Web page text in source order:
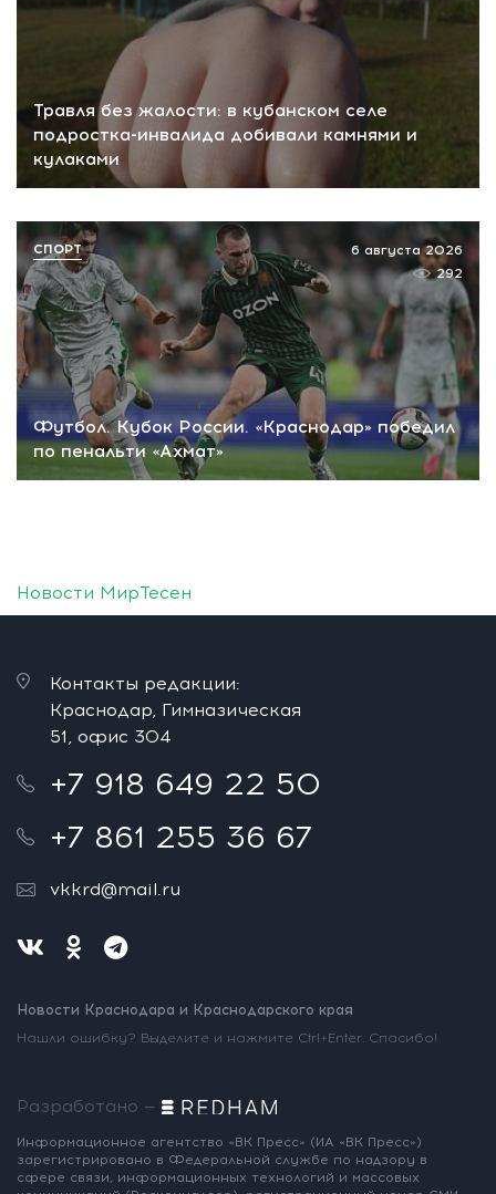
Травля без жалости: в кубанском селе
подростка-инвалида добивали камнями и
кулаками
Футбол. Кубок России. «Краснодар» победил
по пенальти «Ахмат»
6 августа 2026
292
СПОРТ
Новости МирТесен
Контакты редакции:
Краснодар, Гимназическая
51, офис 304
+7 918 649 22 50
+7 861 255 36 67
vkkrd@mail.ru
Новости Краснодара и Краснодарского края
Нашли ошибку? Выделите и нажмите Ctrl+Enter. Спасибо!
Разработано —
Информационное агентство «ВК Пресс» (ИА «ВК Пресс»)
зарегистрировано в Федеральной службе по надзору в
сфере связи, информационных технологий и массовых